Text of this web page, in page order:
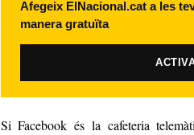
Afegeix ElNacional.cat a les
manera gratuïta
Si Facebook és la cafeteria